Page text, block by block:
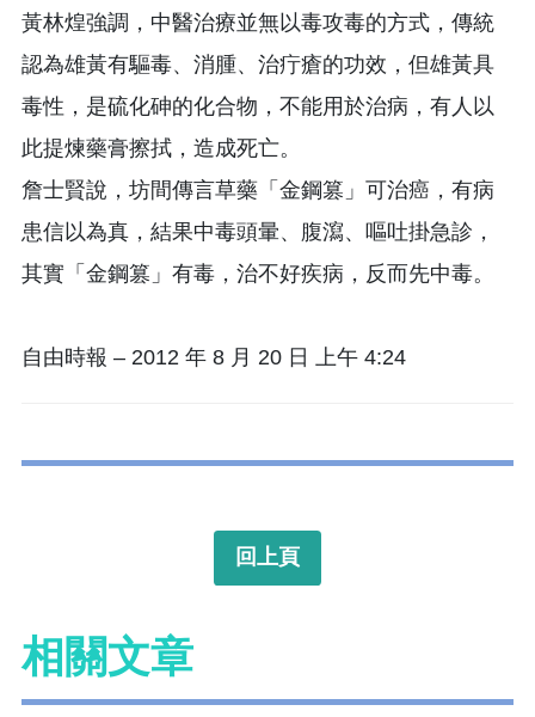
黃林煌強調，中醫治療並無以毒攻毒的方式，傳統
認為雄黃有驅毒、消腫、治疔瘡的功效，但雄黃具
毒性，是硫化砷的化合物，不能用於治病，有人以
此提煉藥膏擦拭，造成死亡。
詹士賢說，坊間傳言草藥「金鋼篡」可治癌，有病
患信以為真，結果中毒頭暈、腹瀉、嘔吐掛急診，
其實「金鋼篡」有毒，治不好疾病，反而先中毒。
自由時報 – 2012 年 8 月 20 日 上午 4:24
回上頁
相關文章